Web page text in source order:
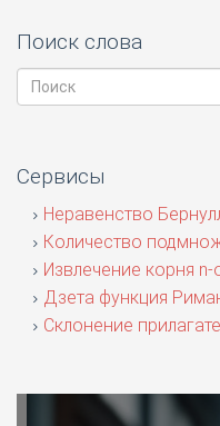
Поиск слова
Сервисы
Неравенство
Количество
Извлечение корня n-
Дзета функция
Склонение